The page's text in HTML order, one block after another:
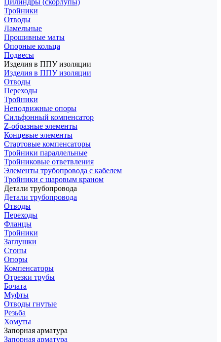
Цилиндры (скорлупы)
Тройники
Отводы
Ламельные
Прошивные маты
Опорные кольца
Подвесы
Изделия в ППУ изоляции
Изделия в ППУ изоляции
Отводы
Переходы
Тройники
Неподвижные опоры
Cильфонный компенсатор
Z-образные элементы
Концевые элементы
Стартовые компенсаторы
Тройники параллельные
Тройниковые ответвления
Элементы трубопровода с кабелем
Тройники с шаровым краном
Детали трубопровода
Детали трубопровода
Отводы
Переходы
Фланцы
Тройники
Заглушки
Сгоны
Опоры
Компенсаторы
Отрезки трубы
Бочата
Муфты
Отводы гнутые
Резьба
Хомуты
Запорная арматура
Запорная арматура